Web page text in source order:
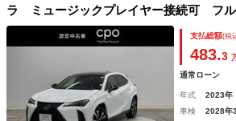
ラ ミュージックプレイヤー接続可 フ
ルーズ パワーシート ワンオーナー メ
ヘッドランプ ＡＳＣ スマートキー
支払総額(税
483.3
通常ローン
年式 2023年
車検
2028年